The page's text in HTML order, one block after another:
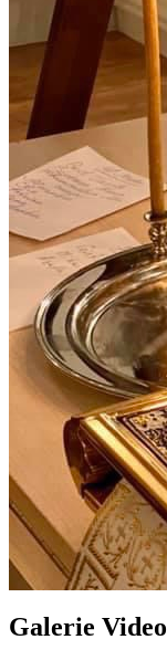
Galerie Video